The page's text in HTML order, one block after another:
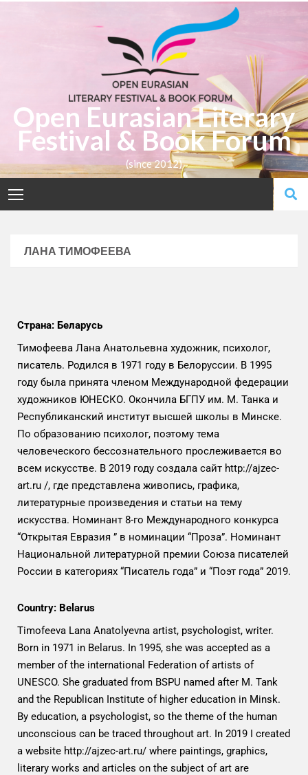
Open Eurasian Literary
Festival & Book Forum
(since 2012)
ЛАНА ТИМОФЕЕВА
Страна: Беларусь
Тимофеева Лана Анатольевна художник, психолог,
писатель. Родился в 1971 году в Белоруссии. В 1995
году была принята членом Международной федерации
художников ЮНЕСКО. Окончила БГПУ им. М. Танка и
Республиканский институт высшей школы в Минске.
По образованию психолог, поэтому тема
человеческого бессознательного прослеживается во
всем искусстве. В 2019 году создала сайт http://ajzec-
art.ru /, где представлена живопись, графика,
литературные произведения и статьи на тему
искусства. Номинант 8-го Международного конкурса
“Открытая Евразия ” в номинации “Проза”. Номинант
Национальной литературной премии Союза писателей
России в категориях “Писатель года” и “Поэт года” 2019.
Country: Belarus
Timofeeva Lana Anatolyevna artist, psychologist, writer.
Born in 1971 in Belarus. In 1995, she was accepted as a
member of the international Federation of artists of
UNESCO. She graduated from BSPU named after M. Tank
and the Republican Institute of higher education in Minsk.
By education, a psychologist, so the theme of the human
unconscious can be traced throughout art. In 2019 I created
a website http://ajzec-art.ru/ where paintings, graphics,
literary works and articles on the subject of art are